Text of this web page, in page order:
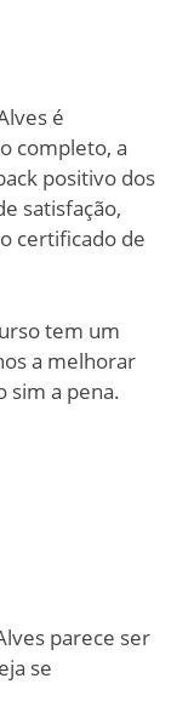
é
completo, a
positivo dos
satisfação,
certificado de
tem um
a melhorar
sim a pena.
parece ser
se